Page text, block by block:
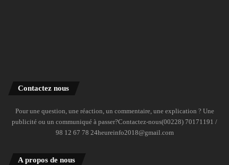
Contactez nous
Pour une question, une réaction, un commentaire, une explication ? Une
publicité ou un communiqué à passer?Contactez-nous(00228) 70171191 /
98 12 67 78 24heureinfo2018@gmail.com
A propos de nous